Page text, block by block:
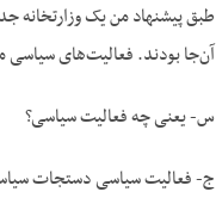
طبق پیشنهاد من یک
آن‌جا بودند. فعالیت‌های
س- یعنی چه فعالیت سیاسی؟
ج- فعالیت سیاسی دستجات